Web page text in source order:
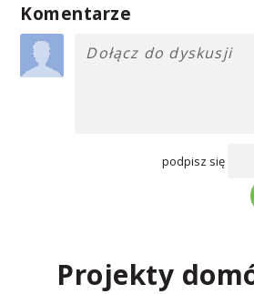
Komentarze
podpisz się
Projekty